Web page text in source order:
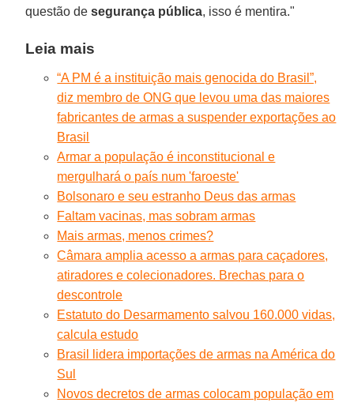
questão desegurança pública, isso é mentira."
Leia mais
“A PM é a instituição mais genocida do Brasil”,
diz membro de ONG que levou uma das maiores
fabricantes de armas a suspender exportações ao
Brasil
Armar a população é inconstitucional e
mergulhará o país num 'faroeste'
Bolsonaro e seu estranho Deus das armas
Faltam vacinas, mas sobram armas
Mais armas, menos crimes?
Câmara amplia acesso a armas para caçadores,
atiradores e colecionadores. Brechas para o
descontrole
Estatuto do Desarmamento salvou 160.000 vidas,
calcula estudo
Brasil lidera importações de armas na América do
Sul
Novos decretos de armas colocam população em